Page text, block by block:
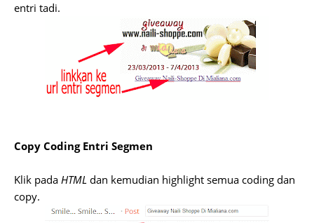
entri tadi.
Copy Coding Entri Segmen
Klik pada HTML dan kemudian highlight semua coding dan
copy.